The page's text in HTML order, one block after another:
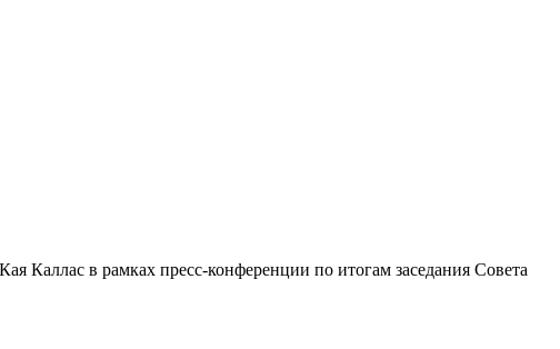
Каллас в рамках пресс-конференции по итогам заседания Совета